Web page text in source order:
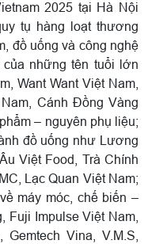
2025 tại Hà Nội
tụ hàng loạt thương
đồ uống và công nghệ
những tên tuổi lớn
Want Want Việt Nam,
Cánh Đồng Vàng
– nguyên phụ liệu;
đồ uống như Lương
Việt Food, Trà Chính
Lạc Quan Việt Nam;
máy móc, chế biến –
Fuji Impulse Việt Nam,
Vina, V.M.S,